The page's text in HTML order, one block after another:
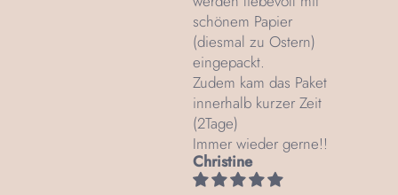
schönem Papier
(diesmal zu Ostern)
eingepackt.
Zudem kam das Paket
innerhalb kurzer Zeit
(2Tage)
Immer wieder gerne!!
Christine